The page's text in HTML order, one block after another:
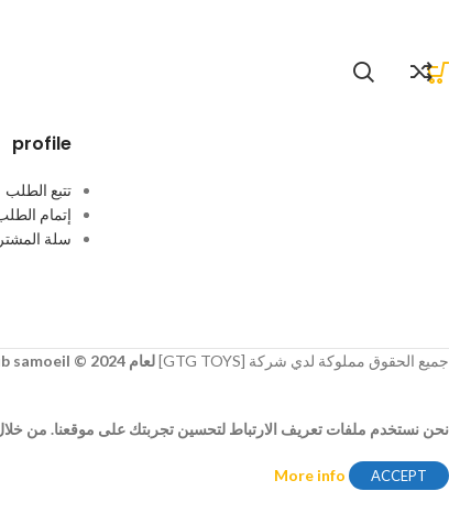
profile
تتبع الطلب
إتمام
سلة
جميع الحقوق مملوكة لدي شركة [GTG TOYS]
لعام 2024 © developer samoeil
نحن نستخدم ملفات تعريف الارتباط لتحسين تجربتك على موقعنا. من
More info ACCEPT